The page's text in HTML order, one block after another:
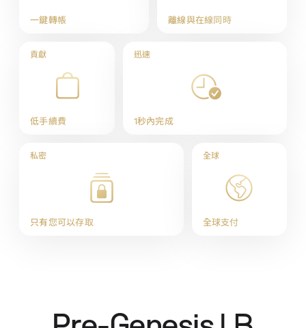
一鍵轉帳 離線與在線同時
貢獻
低手續費
迅速
1秒內完成
私密
只有您可以存取
全球
全球支付